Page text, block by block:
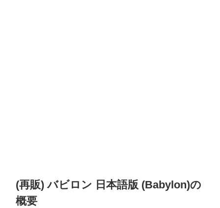
(再販) バビロン 日本語版 (Babylon)の
概要